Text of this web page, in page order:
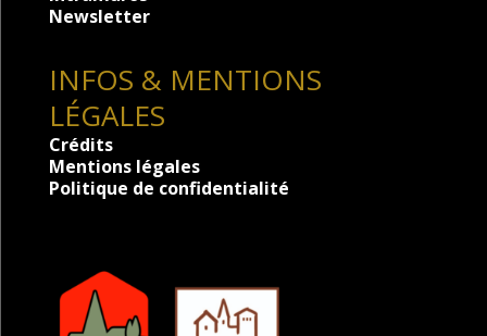
Newsletter
INFOS & MENTIONS
LÉGALES
Crédits
Mentions légales
Politique de confidentialité